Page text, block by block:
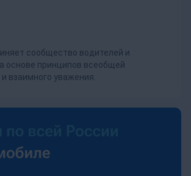
сообщество водителей и
основе принципов всеобщей
взаимного уважения.